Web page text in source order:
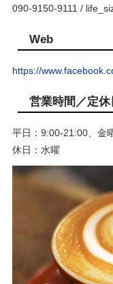
090-9150-9111 /
Web
https://
営業時間／定休
平日：9:00-21:00、金
休日：水曜